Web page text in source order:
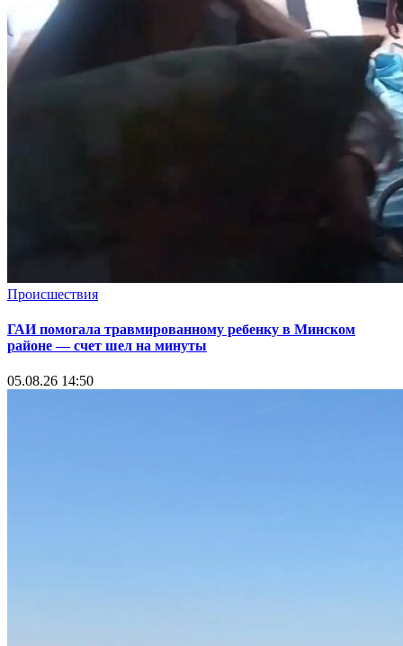
Происшествия
ГАИ помогала травмированному ребенку в Минском
районе — счет шел на минуты
05.08.26 14:50